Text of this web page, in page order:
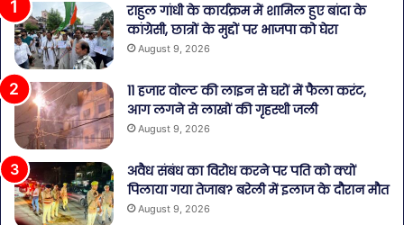
राहुल गांधी के कार्यक्रम में शामिल हुए बांदा के
कांग्रेसी, छात्रों के मुद्दों पर भाजपा को घेरा
August 9, 2026
11 हजार वोल्ट की लाइन से घरों में फैला करंट,
आग लगने से लाखों की गृहस्थी जली
August 9, 2026
अवैध संबंध का विरोध करने पर पति को क्यों
पिलाया गया तेजाब? बरेली में इलाज के दौरान मौत
August 9, 2026